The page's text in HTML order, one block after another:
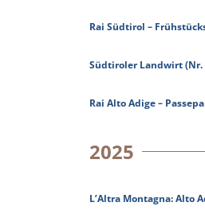
Rai Südtirol –
Südtiroler Landwirt (Nr.
Rai Alto Adige –
2025
L’Altra Montagna: Alto